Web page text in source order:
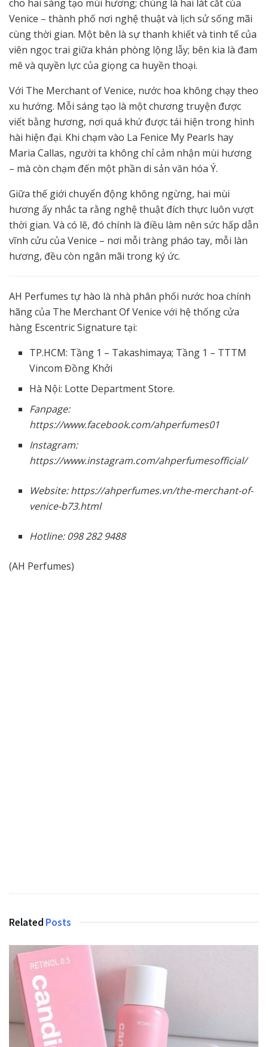
cho hai sáng tạo mùi hương; chúng là hai lát cắt của
Venice – thành phố nơi nghệ thuật và lịch sử sống mãi
cùng thời gian. Một bên là sự thanh khiết và tinh tế của
viên ngọc trai giữa khán phòng lộng lẫy; bên kia là đam
mê và quyền lực của giọng ca huyền thoại.
Với The Merchant of Venice, nước hoa không chạy theo
xu hướng. Mỗi sáng tạo là một chương truyện được
viết bằng hương, nơi quá khứ được tái hiện trong hình
hài hiện đại. Khi chạm vào La Fenice My Pearls hay
Maria Callas, người ta không chỉ cảm nhận mùi hương
– mà còn chạm đến một phần di sản văn hóa Ý.
Giữa thế giới chuyển động không ngừng, hai mùi
hương ấy nhắc ta rằng nghệ thuật đích thực luôn vượt
thời gian. Và có lẽ, đó chính là điều làm nên sức hấp dẫn
vĩnh cửu của Venice – nơi mỗi tràng pháo tay, mỗi làn
hương, đều còn ngân mãi trong ký ức.
AH Perfumes tự hào là nhà phân phối nước hoa chính
hãng của The Merchant Of Venice với hệ thống cửa
hàng Escentric Signature tại:
TP.HCM: Tầng 1 – Takashimaya; Tầng 1 – TTTM
Vincom Đồng Khởi
Hà Nội: Lotte Department Store.
Fanpage:
https://www.facebook.com/ahperfumes01
Instagram:
https://www.instagram.com/ahperfumesofficial/
Website: https://ahperfumes.vn/the-merchant-of-
venice-b73.html
Hotline: 098 282 9488
(AH Perfumes)
Related Posts